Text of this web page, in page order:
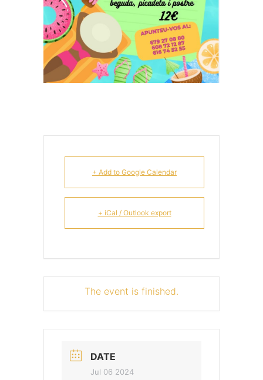
+ Add to Google Calendar
+ iCal / Outlook export
The event is finished.
DATE
Jul 06 2024